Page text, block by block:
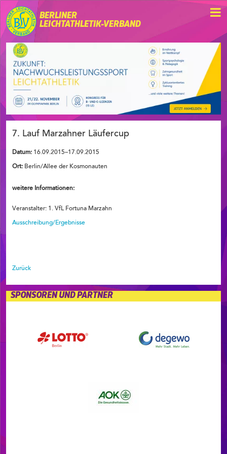
BERLINER
LEICHTATHLETIK-VERBAND
7. Lauf Marzahner Läufercup
Datum: 16.09.2015–17.09.2015
Ort: Berlin/Allee der Kosmonauten
weitere Informationen:
Veranstalter: 1. VfL Fortuna Marzahn
Ausschreibung/Ergebnisse
Zurück
SPONSOREN UND PARTNER